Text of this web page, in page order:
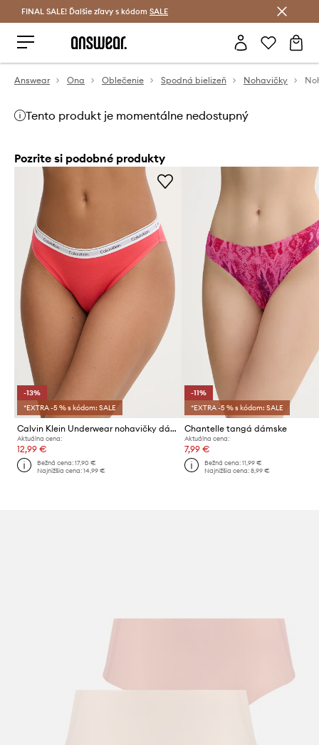
Šetrite s Answear Club >
FINAL SALE! Ďalšie zľavy s kódom SALE
Answear Ona Oblečenie Spodná bielizeň Nohavičky
Tento produkt je momentálne nedostupný
Pozrite si podobné produkty
-13%
*EXTRA -5 % s kódom: SALE
Calvin Klein Underwear nohavičky dámske bavlnené s elastanom
Aktuálna cena:
12,99 €
Bežná cena:17,90 €
Najnižšia cena:14,99 €
-11%
*EXTRA -5 % s kódom: SALE
Chantelle tangá dámske
Aktuálna cena:
7,99 €
Bežná cena: 11,99 €
Najnižšia cena: 8,99 €